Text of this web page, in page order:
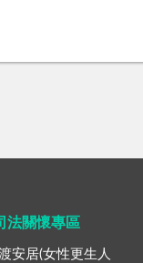
法關懷專區
安居(女性更生人